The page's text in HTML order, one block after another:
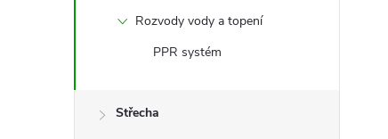
Rozvody vody a topení
PPR systém
Střecha